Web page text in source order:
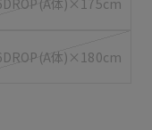
体)×180cm